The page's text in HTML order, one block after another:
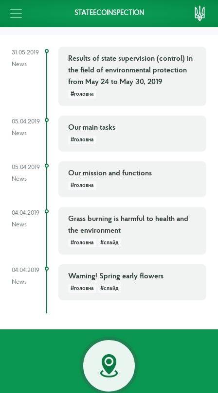
STATEECOINSPECTION
31.05.2019
News
Results of state supervision (control) in
the field of environmental protection
from May 24 to May 30, 2019
#головна
05.04.2019
News
Our main tasks
#головна
05.04.2019
News
Our mission and functions
#головна
04.04.2019
News
Grass burning is harmful to health and
the environment
#головна #слайд
04.04.2019
News
Warning! Spring early flowers
#головна #слайд